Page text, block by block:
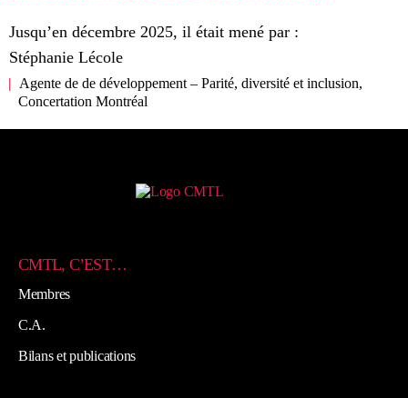
Jusqu’en décembre 2025, il était mené par :
Stéphanie Lécole
Agente de de développement – Parité, diversité et inclusion,
Concertation Montréal
CMTL, C’EST…
Membres
C.A.
Bilans et publications